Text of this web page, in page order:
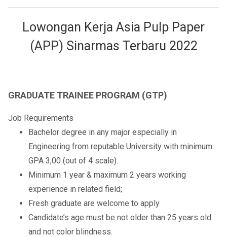
Lowongan Kerja Asia Pulp Paper
(APP) Sinarmas Terbaru 2022
GRADUATE TRAINEE PROGRAM (GTP)
Job Requirements
Bachelor degree in any major especially in
Engineering from reputable University with minimum
GPA 3,00 (out of 4 scale).
Minimum 1 year & maximum 2 years working
experience in related field;
Fresh graduate are welcome to apply
Candidate’s age must be not older than 25 years old
and not color blindness.